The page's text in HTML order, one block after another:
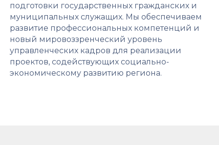
подготовки государственных гражданских и
муниципальных служащих. Мы обеспечиваем
развитие профессиональных компетенций и
новый мировоззренческий уровень
управленческих кадров для реализации
проектов, содействующих социально-
экономическому развитию региона.